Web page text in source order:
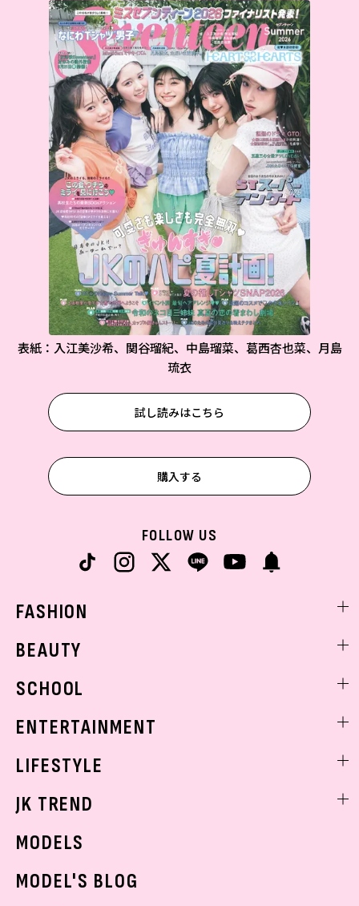
表紙：入江美沙希、関谷瑠紀、中島瑠菜、葛西杏也菜、月島
琉衣
試し読みはこちら
購入する
FOLLOW US
FASHION
着回し
BEAUTY
ベストコスメ
ボディケア
SCHOOL
学校ヘアメイク
ENTERTAINMENT
K-POP
LIFESTYLE
モデルの購入品
JK TREND
MODELS
MODEL'S BLOG